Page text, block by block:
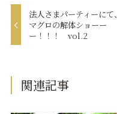
法人さまパーティーにて、
マグロの解体ショーー
ー！！！ vol.2
関連記事